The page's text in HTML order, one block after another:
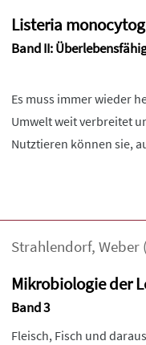
Listeria
Band II:
Es muss immer wieder
Umwelt weit verbreitet
Nutztieren können sie,
Strahlendorf, Weber
Mikrobiologie der
Band 3
Fleisch, Fisch und